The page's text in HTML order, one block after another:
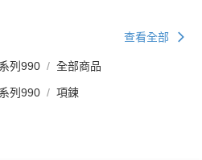
查看全部
列990 全部商品
列990 項鍊